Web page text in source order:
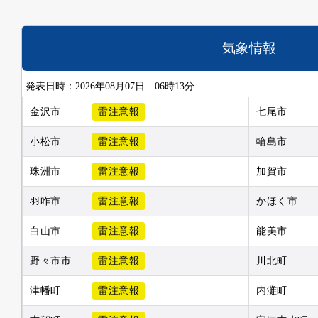
気象情報
発表日時：2026年08月07日 06時13分
金沢市 雷注意報 七尾市
小松市 雷注意報 輪島市
珠洲市 雷注意報 加賀市
羽咋市 雷注意報 かほく市
白山市 雷注意報 能美市
野々市市 雷注意報 川北町
津幡町 雷注意報 内灘町